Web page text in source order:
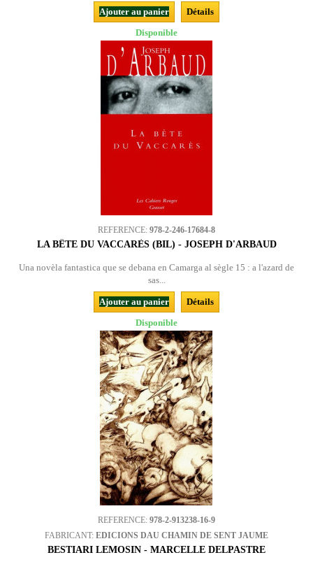
Ajouter au panier
Détails
Disponible
REFERENCE: 978-2-246-17684-8
LA BÊTE DU VACCARÈS (BIL) - JOSEPH D'ARBAUD
Una novèla fantastica que se debana en Camarga al sègle 15 : a l'azard de
sas...
Ajouter au panier
Détails
Disponible
REFERENCE: 978-2-913238-16-9
FABRICANT: EDICIONS DAU CHAMIN DE SENT JAUME
BESTIARI LEMOSIN - MARCELLE DELPASTRE